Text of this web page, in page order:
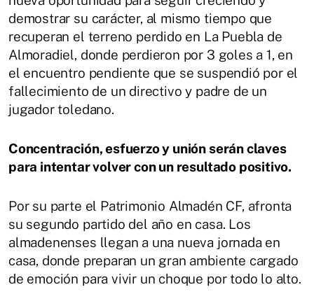
demostrar su carácter, al mismo tiempo que
recuperan el terreno perdido en La Puebla de
Almoradiel, donde perdieron por 3 goles a 1, en
el encuentro pendiente que se suspendió por el
fallecimiento de un directivo y padre de un
jugador toledano.
Concentración, esfuerzo y unión serán claves
para intentar volver con un resultado positivo.
Por su parte el Patrimonio Almadén CF, afronta
su segundo partido del año en casa. Los
almadenenses llegan a una nueva jornada en
casa, donde preparan un gran ambiente cargado
de emoción para vivir un choque por todo lo alto.